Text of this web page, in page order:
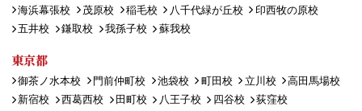
海浜幕張校
茂原校 稲毛校 八千代緑が丘校
印西牧の原校
五井校
鎌取校 我孫子校 蘇我校
東京都
御茶ノ水本校 門前仲町校 池袋校 町田校 立川校
高田馬場校
新宿校
西葛西校 田町校 八王子校 四谷校
荻窪校